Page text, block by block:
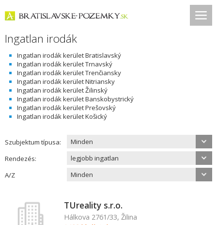
Ingatlan irodák
Ingatlan irodák kerület Bratislavský
Ingatlan irodák kerület Trnavský
Ingatlan irodák kerület Trenčiansky
Ingatlan irodák kerület Nitriansky
Ingatlan irodák kerület Žilinský
Ingatlan irodák kerület Banskobystrický
Ingatlan irodák kerület Prešovský
Ingatlan irodák kerület Košický
Szubjektum típusa:
Minden
Rendezés:
legjobb ingatlan
A/Z
Minden
TUreality s.r.o.
Hálkova 2761/33, Žilina